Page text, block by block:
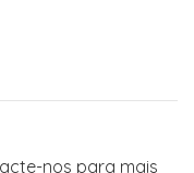
nos para mais